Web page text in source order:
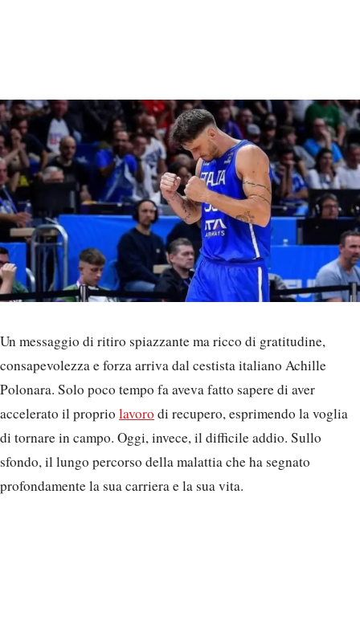
Un messaggio di ritiro spiazzante ma ricco di gratitudine,
consapevolezza e forza arriva dal cestista italiano Achille
Polonara. Solo poco tempo fa aveva fatto sapere di aver
accelerato il proprio lavoro di recupero, esprimendo la voglia
di tornare in campo. Oggi, invece, il difficile addio. Sullo
sfondo, il lungo percorso della malattia che ha segnato
profondamente la sua carriera e la sua vita.